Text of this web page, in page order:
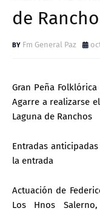
de
Fm General Paz
Gran Peña
Agarre a realizarse
Laguna de Ranchos
Entradas
la entrada
Actuación de
Los Hnos